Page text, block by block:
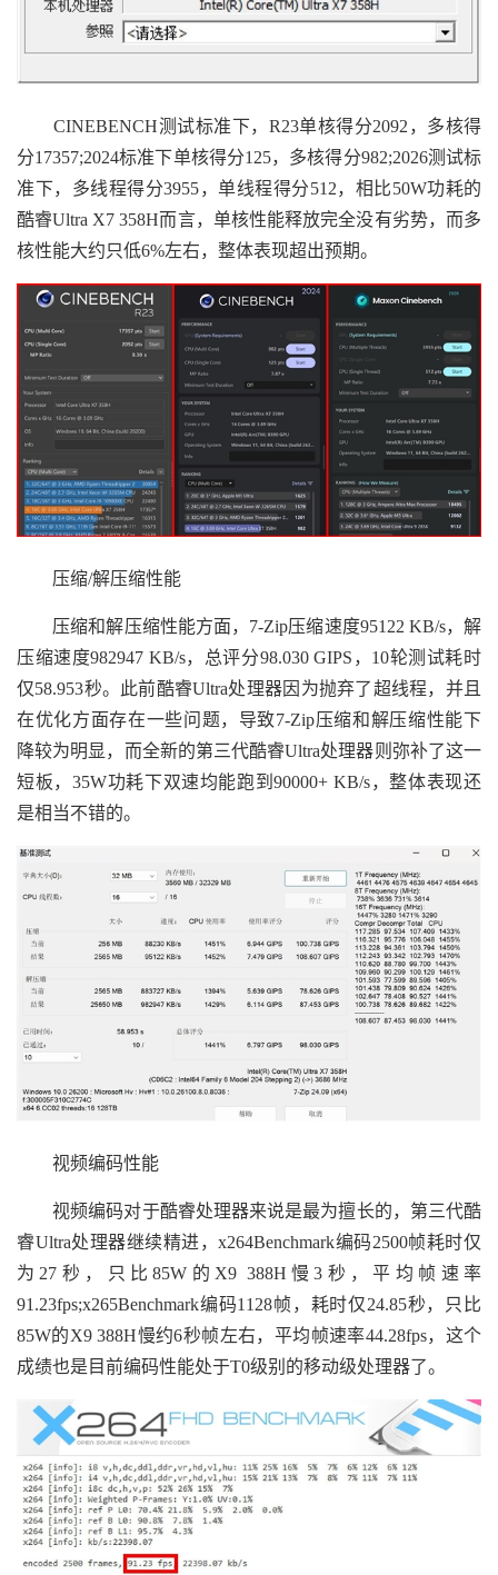
CINEBENCH测试标准下，R23单核得分2092，多核得
分17357;2024标准下单核得分125，多核得分982;2026测试标
准下，多线程得分3955，单线程得分512，相比50W功耗的
酷睿Ultra X7 358H而言，单核性能释放完全没有劣势，而多
核性能大约只低6%左右，整体表现超出预期。
压缩/解压缩性能
压缩和解压缩性能方面，7-Zip压缩速度95122 KB/s，解
压缩速度982947 KB/s，总评分98.030 GIPS，10轮测试耗时
仅58.953秒。此前酷睿Ultra处理器因为抛弃了超线程，并且
在优化方面存在一些问题，导致7-Zip压缩和解压缩性能下
降较为明显，而全新的第三代酷睿Ultra处理器则弥补了这一
短板，35W功耗下双速均能跑到90000+ KB/s，整体表现还
是相当不错的。
视频编码性能
视频编码对于酷睿处理器来说是最为擅长的，第三代酷
睿Ultra处理器继续精进，x264Benchmark编码2500帧耗时仅
为27秒，只比85W的X9 388H慢3秒，平均帧速率
91.23fps;x265Benchmark编码1128帧，耗时仅24.85秒，只比
85W的X9 388H慢约6秒帧左右，平均帧速率44.28fps，这个
成绩也是目前编码性能处于T0级别的移动级处理器了。